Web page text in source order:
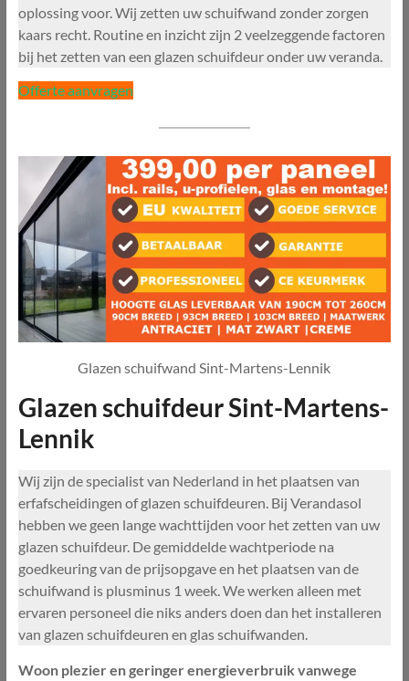
oplossing voor. Wij zetten uw schuifwand zonder zorgen
kaars recht. Routine en inzicht zijn 2 veelzeggende factoren
bij het zetten van een glazen schuifdeur onder uw veranda.
Offerte aanvragen
Glazen schuifwand Sint-Martens-Lennik
Glazen schuifdeur Sint-Martens-
Lennik
Wij zijn de specialist van Nederland in het plaatsen van
erfafscheidingen of glazen schuifdeuren. Bij Verandasol
hebben we geen lange wachttijden voor het zetten van uw
glazen schuifdeur. De gemiddelde wachtperiode na
goedkeuring van de prijsopgave en het plaatsen van de
schuifwand is plusminus 1 week. We werken alleen met
ervaren personeel die niks anders doen dan het installeren
van glazen schuifdeuren en glas schuifwanden.
Woon plezier en geringer energieverbruik vanwege